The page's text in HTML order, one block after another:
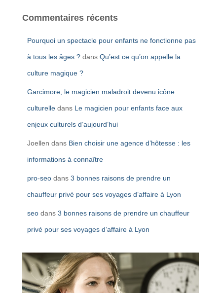
Commentaires récents
Pourquoi un spectacle pour enfants ne fonctionne pas
à tous les âges ? dans Qu’est ce qu’on appelle la
culture magique ?
Garcimore, le magicien maladroit devenu icône
culturelle dans Le magicien pour enfants face aux
enjeux culturels d’aujourd’hui
Joellen dans Bien choisir une agence d’hôtesse : les
informations à connaître
pro-seo dans 3 bonnes raisons de prendre un
chauffeur privé pour ses voyages d’affaire à Lyon
seo dans 3 bonnes raisons de prendre un chauffeur
privé pour ses voyages d’affaire à Lyon